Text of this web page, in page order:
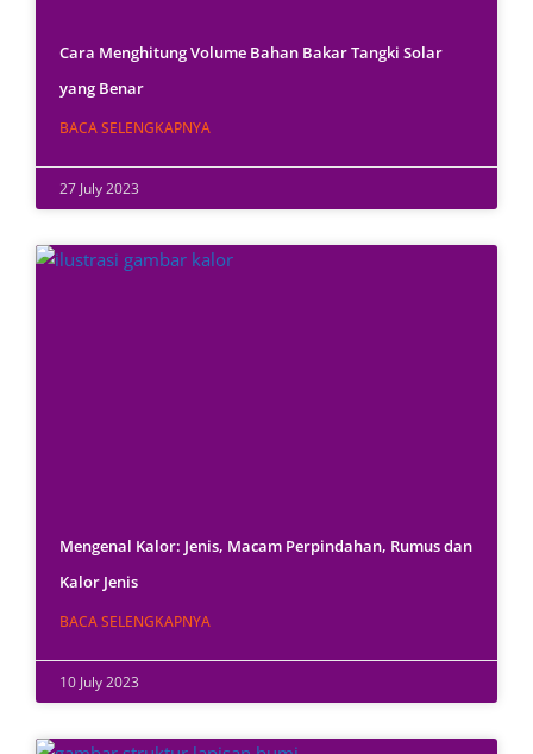
Cara Menghitung Volume Bahan Bakar Tangki Solar
yang Benar
BACA SELENGKAPNYA
27 July 2023
Mengenal Kalor: Jenis, Macam Perpindahan, Rumus dan
Kalor Jenis
BACA SELENGKAPNYA
10 July 2023